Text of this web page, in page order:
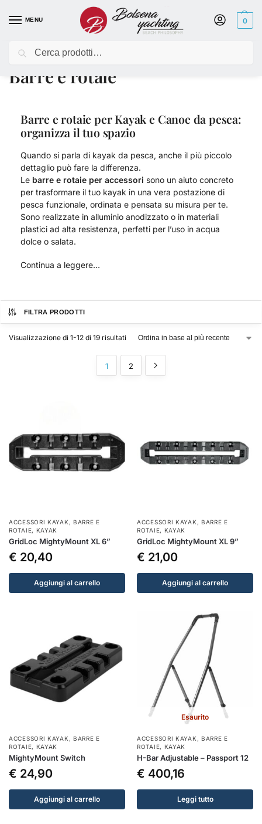
MENU 0
Home / Kayak / Accessori kayak
Barre e rotaie
Barre e rotaie per Kayak e Canoe da pesca:
organizza il tuo spazio
Quando si parla di kayak da pesca, anche il più piccolo
dettaglio può fare la differenza.
Le barre e rotaie per accessori sono un aiuto concreto
per trasformare il tuo kayak in una vera postazione di
pesca funzionale, ordinata e pensata su misura per te.
Sono realizzate in alluminio anodizzato o in materiali
plastici ad alta resistenza, perfetti per l’uso in acqua
dolce o salata.
Continua a leggere…
FILTRA PRODOTTI
Visualizzazione di 1-12 di 19 risultati
1 2
ACCESSORI KAYAK, BARRE E
ROTAIE, KAYAK
GridLoc MightyMount XL 6”
€ 20,40
Aggiungi al carrello
ACCESSORI KAYAK, BARRE E
ROTAIE, KAYAK
GridLoc MightyMount XL 9”
€ 21,00
Aggiungi al carrello
ACCESSORI KAYAK, BARRE E
ROTAIE, KAYAK
MightyMount Switch
€ 24,90
Aggiungi al carrello
Esaurito
ACCESSORI KAYAK, BARRE E
ROTAIE, KAYAK
H-Bar Adjustable – Passport 12
€ 400,16
Leggi tutto